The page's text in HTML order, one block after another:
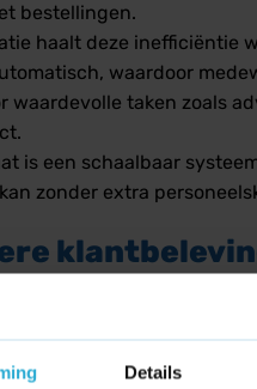
Details
bestellingen.
haalt deze inefficiëntie
waardoor
waardevolle taken zoals
is een schaalbaar
zonder extra